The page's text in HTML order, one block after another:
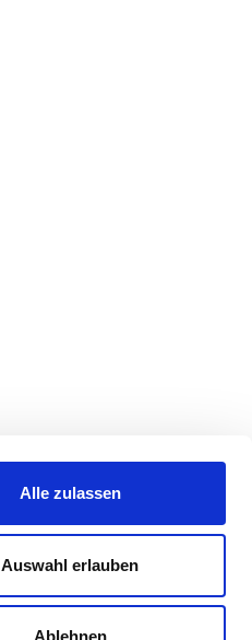
Alle zulassen
Auswahl erlauben
Ablehnen